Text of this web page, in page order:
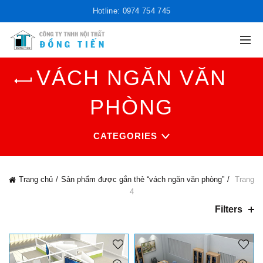
Hotline: 0974 754 745
VÁCH NGĂN VĂN
PHÒNG
CATEGORIES
Trang chủ Sản phẩm được gắn thẻ “vách ngăn văn phòng”
Trang
4
Filters